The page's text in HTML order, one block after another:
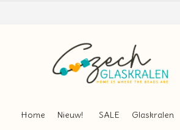
Home Nieuw! SALE Glaskralen